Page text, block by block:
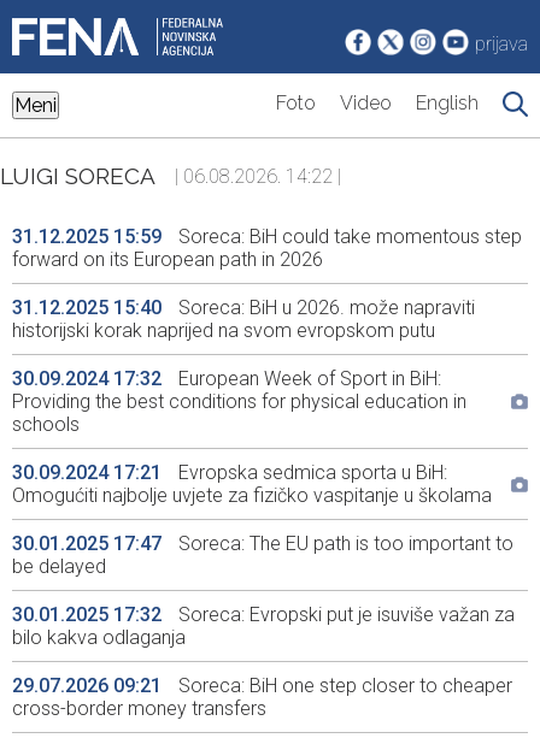
prijava
Meni Foto Video English
LUIGI SORECA | 06.08.2026. 14:22 |
31.12.2025 15:59
Soreca: BiH could take momentous step
forward on its European path in 2026
31.12.2025 15:40
Soreca: BiH u 2026. može napraviti
historijski korak naprijed na svom evropskom putu
30.09.2024 17:32
European Week of Sport in BiH:
Providing the best conditions for physical education in
schools
30.09.2024 17:21
Evropska sedmica sporta u BiH:
Omogućiti najbolje uvjete za fizičko vaspitanje u školama
30.01.2025 17:47
Soreca: The EU path is too important to
be delayed
30.01.2025 17:32
Soreca: Evropski put je isuviše važan za
bilo kakva odlaganja
29.07.2026 09:21
Soreca: BiH one step closer to cheaper
cross-border money transfers